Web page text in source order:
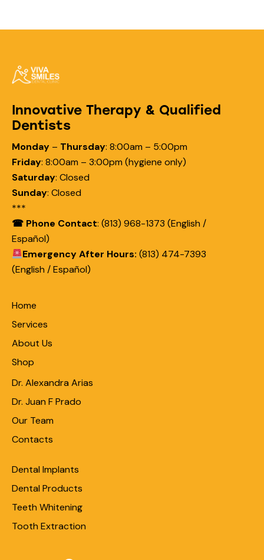
Innovative Therapy & Qualified
Dentists
Monday – Thursday: 8:00am – 5:00pm
Friday: 8:00am – 3:00pm (hygiene only)
Saturday: Closed
Sunday: Closed
***
☎ Phone Contact: (813) 968-1373 (English /
Español)
Emergency After Hours: (813) 474-7393
(English / Español)
Home
Services
About Us
Shop
Dr. Alexandra Arias
Dr. Juan F Prado
Our Team
Contacts
Dental Implants
Dental Products
Teeth Whitening
Tooth Extraction